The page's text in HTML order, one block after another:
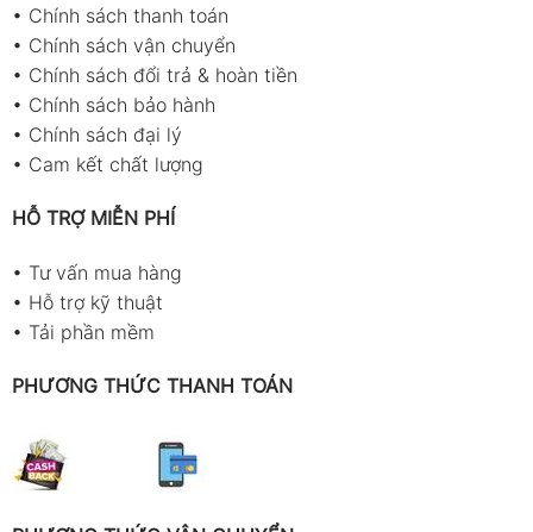
• Chính sách thanh toán
• Chính sách vận chuyển
• Chính sách đổi trả & hoàn tiền
• Chính sách bảo hành
• Chính sách đại lý
• Cam kết chất lượng
HỖ TRỢ MIỄN PHÍ
• Tư vấn mua hàng
• Hỗ trợ kỹ thuật
• Tải phần mềm
PHƯƠNG THỨC THANH TOÁN